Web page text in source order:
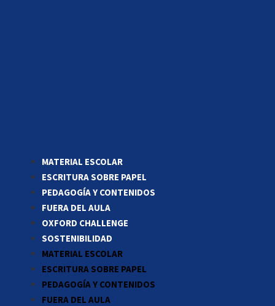
MATERIAL ESCOLAR
ESCRITURA SOBRE PAPEL
PEDAGOGÍA Y CONTENIDOS
FUERA DEL AULA
OXFORD CHALLENGE
SOSTENIBILIDAD
MATERIAL ESCOLAR
ESCRITURA SOBRE PAPEL
PEDAGOGÍA Y CONTENIDOS
FUERA DEL AULA